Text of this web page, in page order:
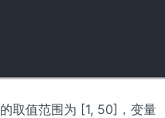
的取值范围为 [1, 50]，变量